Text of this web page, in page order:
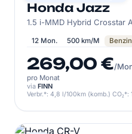
Honda Jazz
1.5 i-MMD Hybrid Crosstar
12 Mon. 500 km/M Benzin
269,00 €/
pro Monat
via FINN
Verbr.*: 4,8 l/100km (komb.)